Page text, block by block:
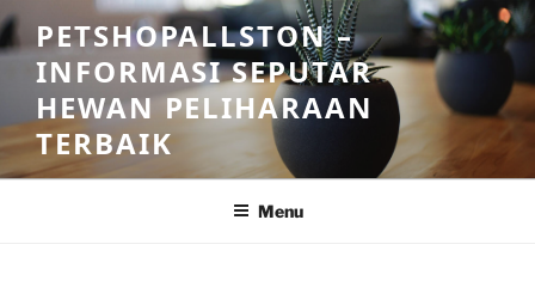
Skip
to
content
PETSHOPALLSTON –
INFORMASI SEPUTAR
HEWAN PELIHARAAN
TERBAIK
Menu